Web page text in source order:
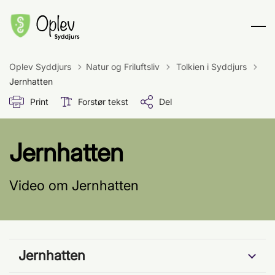
Oplev Syddjurs Natur og Friluftsliv Tilbage til
Tolkien i Syddjurs
Jernhatten
Print
Forstør tekst Del
Jernhatten
Video om Jernhatten
Jernhatten